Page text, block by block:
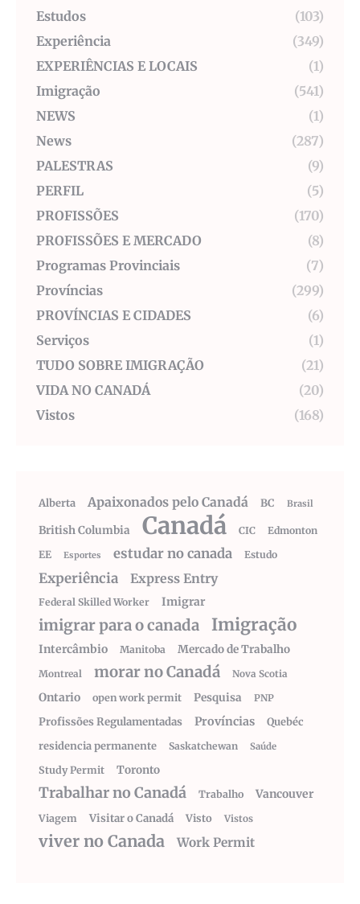
Estudos
(103)
Experiência
(349)
EXPERIÊNCIAS E LOCAIS
(1)
Imigração
(541)
NEWS
(1)
News
(287)
PALESTRAS
(9)
PERFIL
(5)
PROFISSÕES
(170)
PROFISSÕES E MERCADO
(8)
Programas Provinciais
(7)
Províncias
(299)
PROVÍNCIAS E CIDADES
(6)
Serviços
(1)
TUDO SOBRE IMIGRAÇÃO
(21)
VIDA NO CANADÁ
(20)
Vistos
(168)
Alberta Apaixonados pelo Canadá BC Brasil
British Columbia Canadá CIC
Edmonton
EE
Esportes estudar no canada Estudo
Experiência Express Entry
Federal Skilled Worker Imigrar
imigrar para o canada Imigração
Intercâmbio Manitoba Mercado de Trabalho
Montreal morar no Canadá Nova Scotia
Ontario open work permit Pesquisa PNP
Profissões Regulamentadas Províncias
Quebéc
residencia permanente
Saskatchewan Saúde
Study Permit Toronto
Trabalhar no Canadá Trabalho Vancouver
Viagem Visitar o Canadá Visto Vistos
viver no Canada Work Permit